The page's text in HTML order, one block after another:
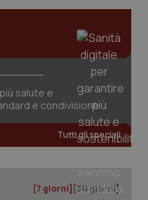
salute e
e condivisione
Tutti gli speciali
[7 giorni] [30 giorni]
.quotidianosanita.it